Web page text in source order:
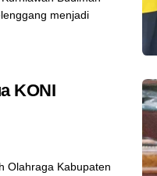
menjadi
KONI
Olahraga Kabupaten